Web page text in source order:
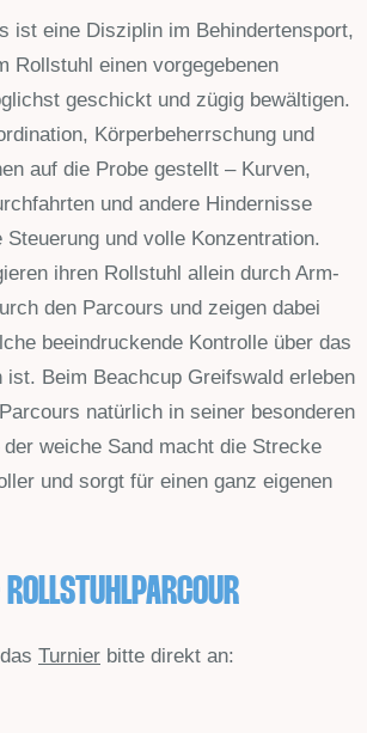
ist eine Disziplin im Behindertensport,
Rollstuhl einen vorgegebenen
geschickt und zügig bewältigen.
Körperbeherrschung und
auf die Probe gestellt – Kurven,
und andere Hindernisse
und volle Konzentration.
ihren Rollstuhl allein durch Arm-
den Parcours und zeigen dabei
beeindruckende Kontrolle über das
ist. Beim Beachcup Greifswald erleben
natürlich in seiner besonderen
weiche Sand macht die Strecke
und sorgt für einen ganz eigenen
Turnier bitte direkt an: